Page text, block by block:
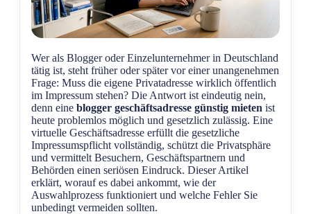
Wer als Blogger oder Einzelunternehmer in Deutschland
tätig ist, steht früher oder später vor einer unangenehmen
Frage: Muss die eigene Privatadresse wirklich öffentlich
im Impressum stehen? Die Antwort ist eindeutig nein,
denn eine blogger geschäftsadresse günstig mieten ist
heute problemlos möglich und gesetzlich zulässig. Eine
virtuelle Geschäftsadresse erfüllt die gesetzliche
Impressumspflicht vollständig, schützt die Privatsphäre
und vermittelt Besuchern, Geschäftspartnern und
Behörden einen seriösen Eindruck. Dieser Artikel
erklärt, worauf es dabei ankommt, wie der
Auswahlprozess funktioniert und welche Fehler Sie
unbedingt vermeiden sollten.